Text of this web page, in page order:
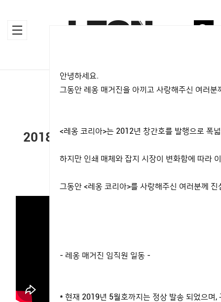
안녕하세요.
그동안 레옹 매거진을 아끼고 사랑해주신 여러분
<레옹 코리아>는 2012년 창간호를 발행으로 폭
하지만 인쇄 매체와 잡지 시장이 변화함에 따라
그동안 <레옹 코리아>를 사랑해주신 여러분께
- 레옹 매거진 임직원 일동 -
* 현재 2019년 5월호까지는 정상 발송 되었으며
HOME > MAGAZINE > TV
2018년 11월 이동욱 커버 스토리
2018.12.11